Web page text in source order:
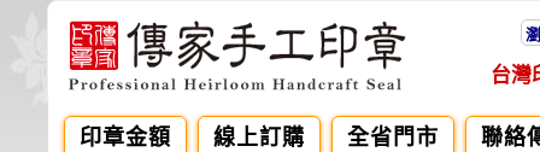
台灣
印章金額 線上訂購 全省門市 聯絡